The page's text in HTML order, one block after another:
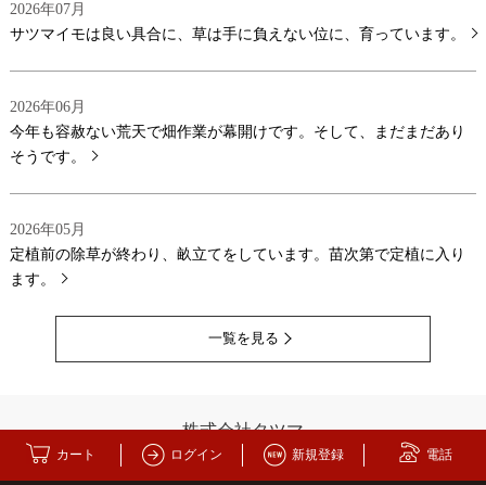
カート ログイン 新規登録 電話
2026年07月
サツマイモは良い具合に、草は手に負えない位に、育っています。
2026年06月
今年も容赦ない荒天で畑作業が幕開けです。そして、まだまだあり
そうです。
2026年05月
定植前の除草が終わり、畝立てをしています。苗次第で定植に入り
ます。
一覧を見る
株式会社タツマ
静岡県静岡市清水区木の下町327-3